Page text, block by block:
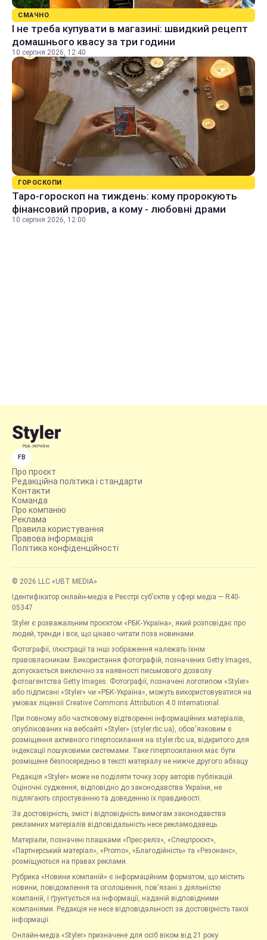
СМАЧНО
І не треба купувати в магазині: швидкий рецепт
домашнього квасу за три години
10 серпня 2026, 12:40
ГОРОСКОПИ
Таро-гороскоп на тиждень: кому пророкують
фінансовий прорив, а кому - любовні драми
10 серпня 2026, 12:00
FB
Про проєкт
Редакційна політика і стандарти
Контакти
Команда
Про компанію
Реклама
Правила користування
Правова інформація
Політика конфіденційності
© 2026 LLC «UBT MEDIA»
Ідентифікатор онлайн-медіа в Реєстрі суб’єктів у сфері медіа — R40-
05347
Styler є розважальним проєктом «РБК-Україна», який розповідає про
людей, тренди і все, що цікаво читати поза новинами.
Фотографії, ілюстрації та інші зображення належать їхнім
правовласникам. Використання фотографій, позначених Getty Images,
допускається виключно за наявності письмового дозволу
фотоагентства Getty Images. Фотографії, позначені логотипом «Styler»
або підписані «Styler» чи «РБК-Україна», можуть використовуватися на
умовах ліцензії Creative Commons Attribution 4.0 International.
При повному або частковому відтворенні інформаційних матеріалів,
опублікованих на вебсайті «Styler» (styler.rbc.ua), обов'язковим є
розміщення активного гіперпосилання на styler.rbc.ua, відкритого для
індексації пошуковими системами. Таке гіперпосилання має бути
розміщене безпосередньо в тексті матеріалу не нижче другого абзацу.
Редакція «Styler» може не поділяти точку зору авторів публікацій.
Оціночні судження, відповідно до законодавства України, не
підлягають спростуванню та доведенню їх правдивості.
За достовірність, зміст і відповідність вимогам законодавства
рекламних матеріалів відповідальність несе рекламодавець.
Матеріали, позначені плашками «Прес-реліз», «Спецпроєкт»,
«Партнерський матеріал», «Promo», «Благодійність» та «Резонанс»,
розміщуються на правах реклами.
Рубрика «Новини компаній» є інформаційним форматом, що містить
новини, повідомлення та оголошення, пов'язані з діяльністю
компаній, і ґрунтується на інформації, наданій відповідними
компаніями. Редакція не несе відповідальності за достовірність такої
інформації.
Онлайн-медіа «Styler» призначене для осіб віком від 21 року.